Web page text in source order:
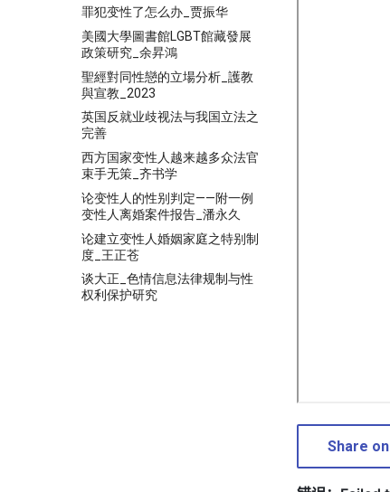
罪犯变性了怎么办_贾振华
美國大學圖書館LGBT館藏發展
政策研究_余昇鴻
聖經對同性戀的立場分析_護教
與宣教_2023
英国反就业歧视法与我国立法之
完善
西方国家变性人越来越多众法官
束手无策_齐书学
论变性人的性别判定——附一例
变性人离婚案件报告_潘永久
论建立变性人婚姻家庭之特别制
度_王正苍
谈大正_色情信息法律规制与性
权利保护研究
Share on